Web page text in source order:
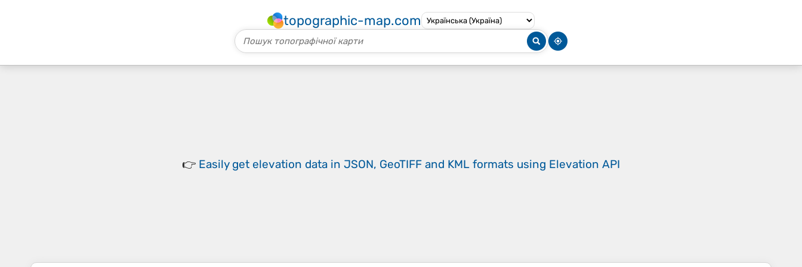
topographic-map.com
👉 Easily get elevation data in JSON, GeoTIFF and KML formats using Elevation API